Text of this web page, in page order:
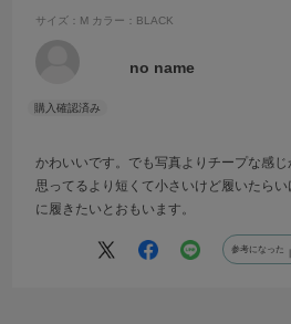
サイズ：M カラー：BLACK
no name
かわいいです。でも写真よりチープな感じ
思ってるより短くて小さいけど履いたら
に履きたいとおもいます。
参考になった